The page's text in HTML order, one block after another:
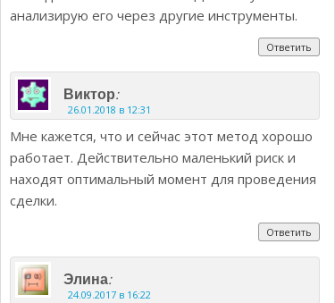
анализирую его через другие инструменты.
Ответить
Виктор:
26.01.2018 в 12:31
Мне кажется, что и сейчас этот метод хорошо
работает. Действительно маленький риск и
находят оптимальный момент для проведения
сделки.
Ответить
Элина:
24.09.2017 в 16:22